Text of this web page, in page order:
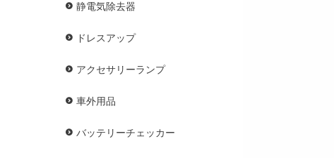
静電気除去器
ドレスアップ
アクセサリーランプ
車外用品
バッテリーチェッカー